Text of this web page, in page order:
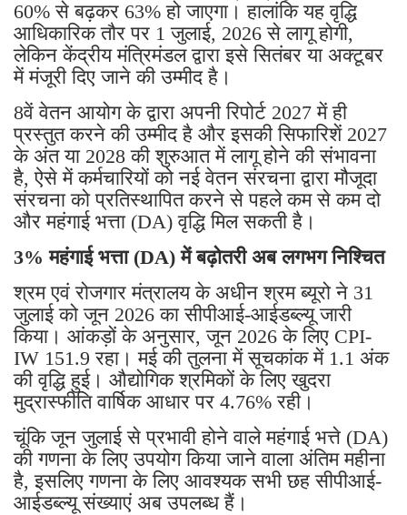
60% से बढ़कर 63% हो जाएगा। हालांकि यह वृद्धि
आधिकारिक तौर पर 1 जुलाई, 2026 से लागू होगी,
लेकिन केंद्रीय मंत्रिमंडल द्वारा इसे सितंबर या अक्टूबर
में मंजूरी दिए जाने की उम्मीद है।
8वें वेतन आयोग के द्वारा अपनी रिपोर्ट 2027 में ही
प्रस्तुत करने की उम्मीद है और इसकी सिफारिशें 2027
के अंत या 2028 की शुरुआत में लागू होने की संभावना
है, ऐसे में कर्मचारियों को नई वेतन संरचना द्वारा मौजूदा
संरचना को प्रतिस्थापित करने से पहले कम से कम दो
और महंगाई भत्ता (DA) वृद्धि मिल सकती है।
3% महंगाई भत्ता (DA) में बढ़ोतरी अब लगभग निश्चित
श्रम एवं रोजगार मंत्रालय के अधीन श्रम ब्यूरो ने 31
जुलाई को जून 2026 का सीपीआई-आईडब्ल्यू जारी
किया। आंकड़ों के अनुसार, जून 2026 के लिए CPI-
IW 151.9 रहा। मई की तुलना में सूचकांक में 1.1 अंक
की वृद्धि हुई। औद्योगिक श्रमिकों के लिए खुदरा
मुद्रास्फीति वार्षिक आधार पर 4.76% रही।
चूंकि जून जुलाई से प्रभावी होने वाले महंगाई भत्ते (DA)
की गणना के लिए उपयोग किया जाने वाला अंतिम महीना
है, इसलिए गणना के लिए आवश्यक सभी छह सीपीआई-
आईडब्ल्यू संख्याएं अब उपलब्ध हैं।